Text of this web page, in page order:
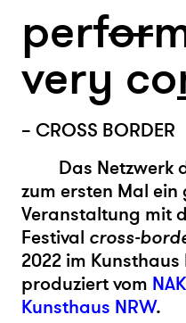
perfor
very co
– CROSS BORDER
Das Netzwerk
zum ersten Mal
Veranstaltung mit
Festival cross-
2022 im Kunsthaus
produziert vom
Kunsthaus NRW.